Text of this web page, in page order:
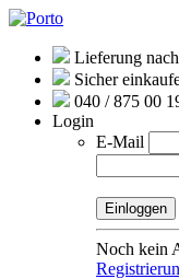
Lieferung
Sicher
040 / 875 00
Login
E-Mail
Noch kein